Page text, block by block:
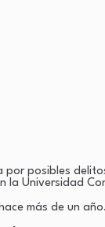
posibles
Universidad
más de un año.